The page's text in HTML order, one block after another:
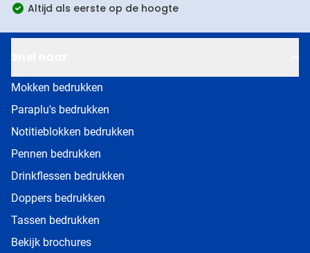
Altijd als eerste op de hoogte
Mokken bedrukken
Paraplu's bedrukken
Notitieblokken bedrukken
Pennen bedrukken
Drinkflessen bedrukken
Doppers bedrukken
Tassen bedrukken
Bekijk brochures